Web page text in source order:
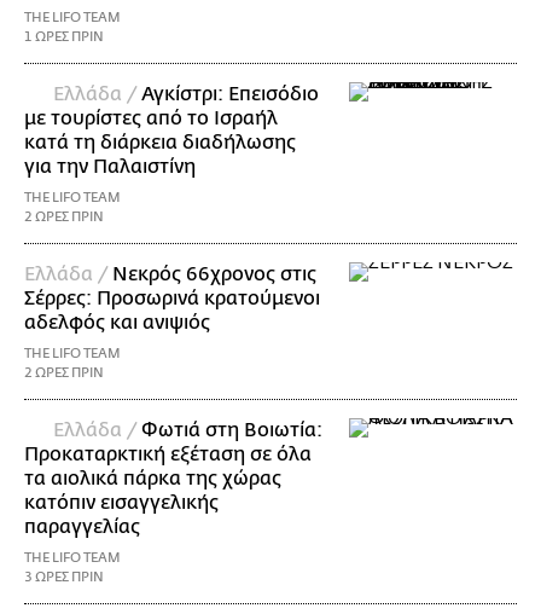
THE LIFO TEAM
1 ΩΡΕΣ ΠΡΙΝ
Ελλάδα /Αγκίστρι: Επεισόδιο
με τουρίστες από το Ισραήλ
κατά τη διάρκεια διαδήλωσης
για την Παλαιστίνη
THE LIFO TEAM
2 ΩΡΕΣ ΠΡΙΝ
Ελλάδα / Νεκρός 66χρονος στις
Σέρρες: Προσωρινά κρατούμενοι
αδελφός και ανιψιός
THE LIFO TEAM
2 ΩΡΕΣ ΠΡΙΝ
Ελλάδα /Φωτιά στη Βοιωτία:
Προκαταρκτική εξέταση σε όλα
τα αιολικά πάρκα της χώρας
κατόπιν εισαγγελικής
παραγγελίας
THE LIFO TEAM
3 ΩΡΕΣ ΠΡΙΝ